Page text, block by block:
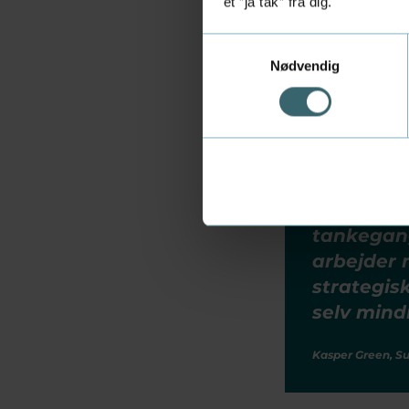
Nødvendig
"Det
Design
man
omkring
arbejder
selv
Kasper Green,